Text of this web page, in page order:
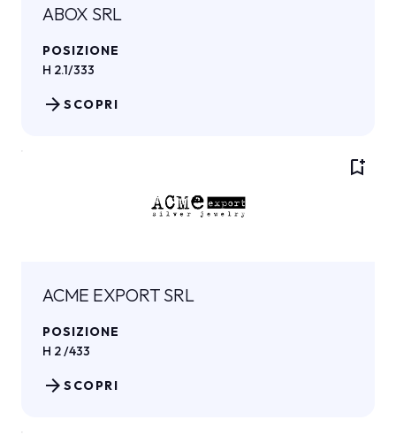
ABOX SRL
POSIZIONE
H 2.1/333
SCOPRI
arrow_forward
bookmark_add
ACME EXPORT SRL
POSIZIONE
H 2 /433
SCOPRI
arrow_forward